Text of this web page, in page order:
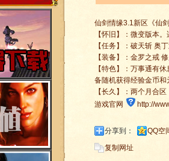
仙剑情缘3.1新区《仙
【怀旧】：微变版本
【任务】：破天斩 奥
【装备】：金罗之戒
【特色】：万事通有
备随机获得经验金币和
【长久】：两个月合
游戏官网
http://
分享到：
QQ空
复制网址